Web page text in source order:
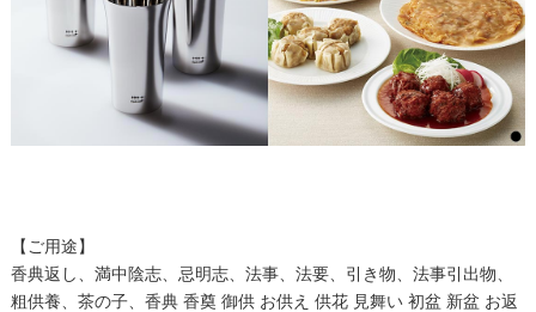
【ご用途】
香典返し、満中陰志、忌明志、法事、法要、引き物、法事引出物、
粗供養、茶の子、香典 香奠 御供 お供え 供花 見舞い 初盆 新盆 お返